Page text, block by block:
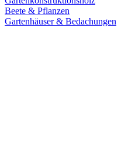
Beete & Pflanzen
Gartenhäuser & Bedachungen